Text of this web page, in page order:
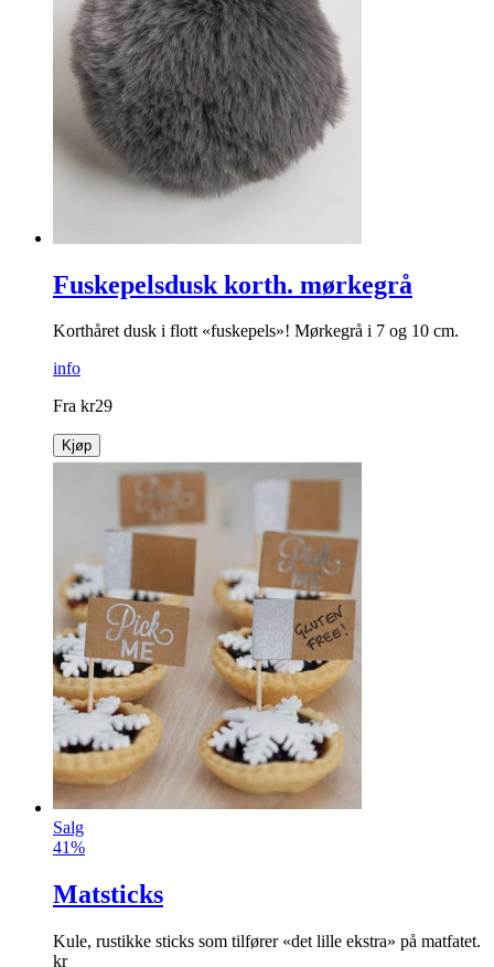
Fuskepelsdusk korth. mørkegrå
Korthåret dusk i flott «fuskepels»! Mørkegrå i 7 og 10 cm.
info
Fra kr29
Kjøp
Salg
41%
Matsticks
Kule, rustikke sticks som tilfører «det lille ekstra» på matfatet.
kr